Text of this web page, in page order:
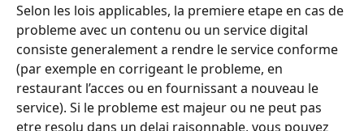
Selon les lois applicables, la premiere etape en cas de
probleme avec un contenu ou un service digital
consiste generalement a rendre le service conforme
(par exemple en corrigeant le probleme, en
restaurant l’acces ou en fournissant a nouveau le
service). Si le probleme est majeur ou ne peut pas
etre resolu dans un delai raisonnable, vous pouvez